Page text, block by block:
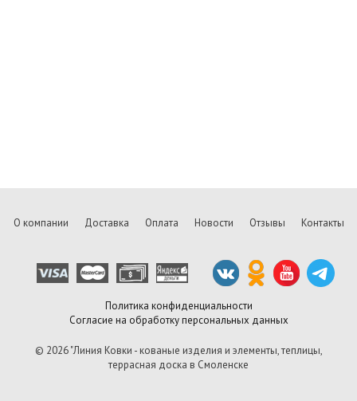
О компании Доставка Оплата Новости Отзывы Контакты
Политика конфиденциальности
Согласие на обработку персональных данных
© 2026 "Линия Ковки - кованые изделия и элементы, теплицы,
террасная доска в Смоленске